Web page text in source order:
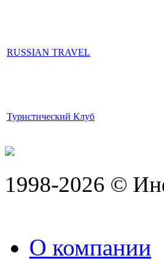
RUSSIAN TRAVEL
Туристический Клуб
1998-2026 ©
О компании